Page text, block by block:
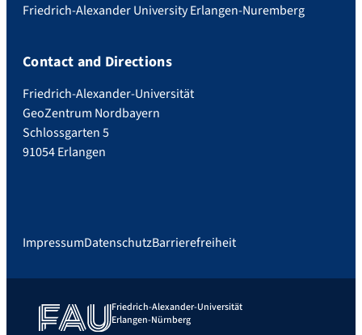
Friedrich-Alexander University Erlangen-Nuremberg
Contact and Directions
Friedrich-Alexander-Universität
GeoZentrum Nordbayern
Schlossgarten 5
91054 Erlangen
ImpressumDatenschutzBarrierefreiheit
Friedrich-Alexander-Universität
Erlangen-Nürnberg